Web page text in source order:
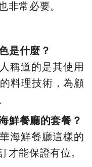
非常必要。
是什麼？
稱道的是其使用
料理技術，為顧
鮮餐廳的套餐？
海鮮餐廳這樣的
才能保證有位。